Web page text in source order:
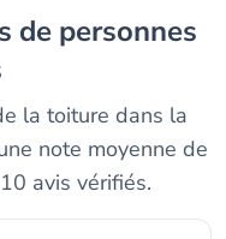
la toiture dans la
note moyenne de
avis vérifiés.